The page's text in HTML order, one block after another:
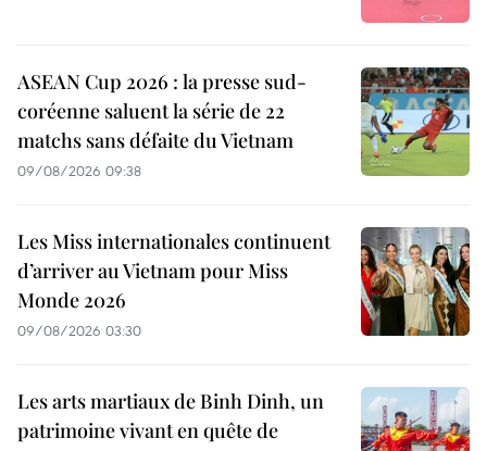
ASEAN Cup 2026 : la presse sud-
coréenne saluent la série de 22
matchs sans défaite du Vietnam
09/08/2026 09:38
Les Miss internationales continuent
d’arriver au Vietnam pour Miss
Monde 2026
09/08/2026 03:30
Les arts martiaux de Binh Dinh, un
patrimoine vivant en quête de